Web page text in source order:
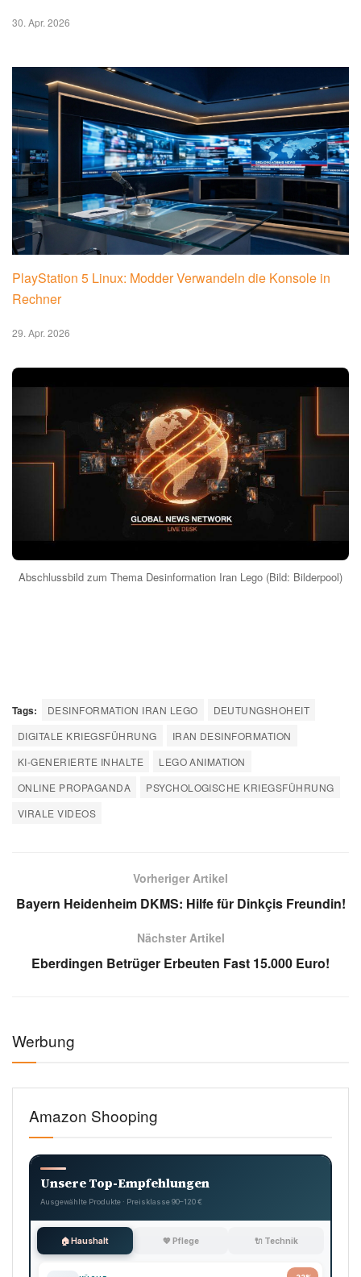
Fitness Tracker Test: Die Top 10 im Vergleich Entdecken
30. Apr. 2026
Bazzite Fedora 44: Linux-Gaming-Distribution im Detail
30. Apr. 2026
PlayStation 5 Linux: Modder Verwandeln die Konsole in
Rechner
29. Apr. 2026
Abschlussbild zum Thema Desinformation Iran Lego (Bild: Bilderpool)
DESINFORMATION IRAN LEGO
DIGITALE KRIEGSFÜHRUNG
IRAN DESINFORMATION
KI-GENERIERTE INHALTE
LEGO ANIMATION
PSYCHOLOGISCHE KRIEGSFÜHRUNG